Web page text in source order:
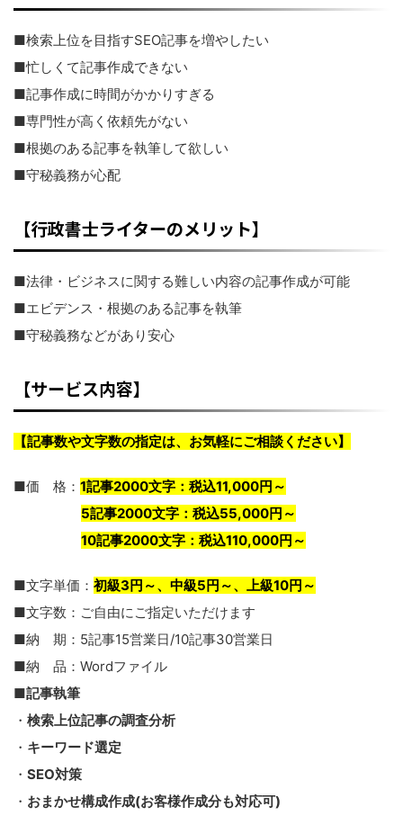
■検索上位を目指すSEO記事を増やしたい
■忙しくて記事作成できない
■記事作成に時間がかかりすぎる
■専門性が高く依頼先がない
■根拠のある記事を執筆して欲しい
■守秘義務が心配
【行政書士ライターのメリット】
■法律・ビジネスに関する難しい内容の記事作成が可能
■エビデンス・根拠のある記事を執筆
■守秘義務などがあり安心
【サービス内容】
【記事数や文字数の指定は、お気軽にご相談ください】
■価 格： 1記事2000文字：税込11,000円～
5記事2000文字：税込55,000円～
10記事2000文字：税込110,000円～
■文字単価： 初級3円～、中級5円～、上級10円～
■文字数：ご自由にご指定いただけます
■納 期：5記事15営業日/10記事30営業日
■納 品：Wordファイル
■記事執筆
・ 検索上位記事の調査分析
・ キーワード選定
・ SEO対策
・ おまかせ構成作成(お客様作成分も対応可)